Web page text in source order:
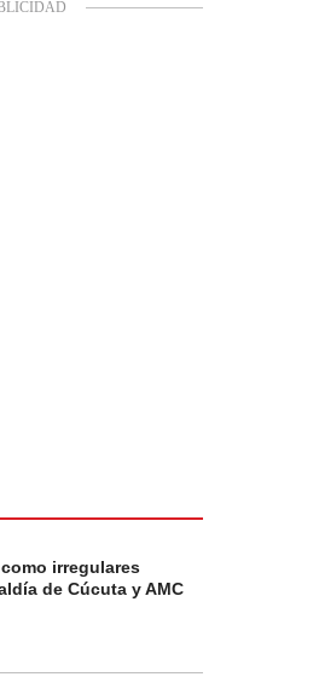
irregulares
de Cúcuta y AMC